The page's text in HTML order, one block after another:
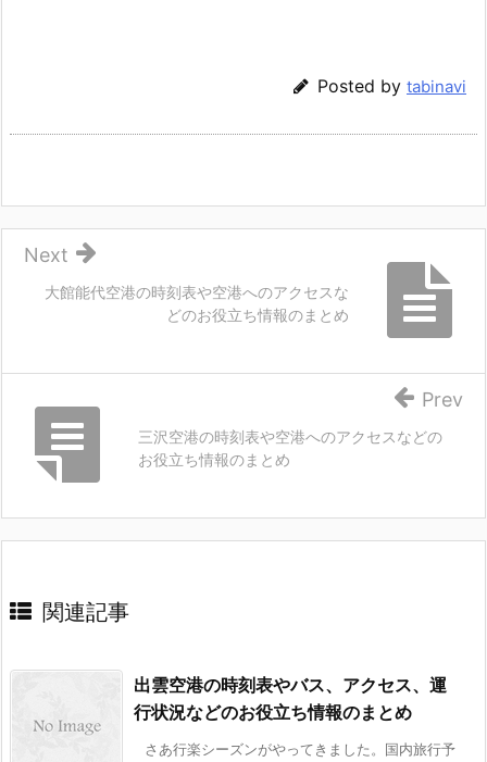
Posted by tabinavi
大館能代空港の時刻表や空港へのアクセスな
どのお役立ち情報のまとめ
Next
三沢空港の時刻表や空港へのアクセスなどの
お役立ち情報のまとめ
Prev
関連記事
出雲空港の時刻表やバス、アクセス、運
行状況などのお役立ち情報のまとめ
さあ行楽シーズンがやってきました。国内旅行予